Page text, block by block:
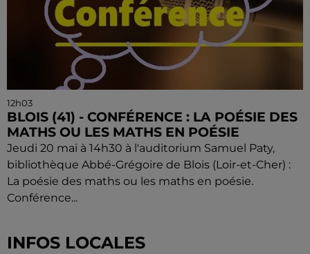
12h03
BLOIS (41) - CONFÉRENCE : LA POÉSIE DES
MATHS OU LES MATHS EN POÉSIE
Jeudi 20 mai à 14h30 à l'auditorium Samuel Paty,
bibliothèque Abbé-Grégoire de Blois (Loir-et-Cher) :
La poésie des maths ou les maths en poésie.
Conférence...
INFOS LOCALES